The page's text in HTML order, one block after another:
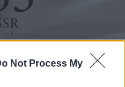
Not Process My